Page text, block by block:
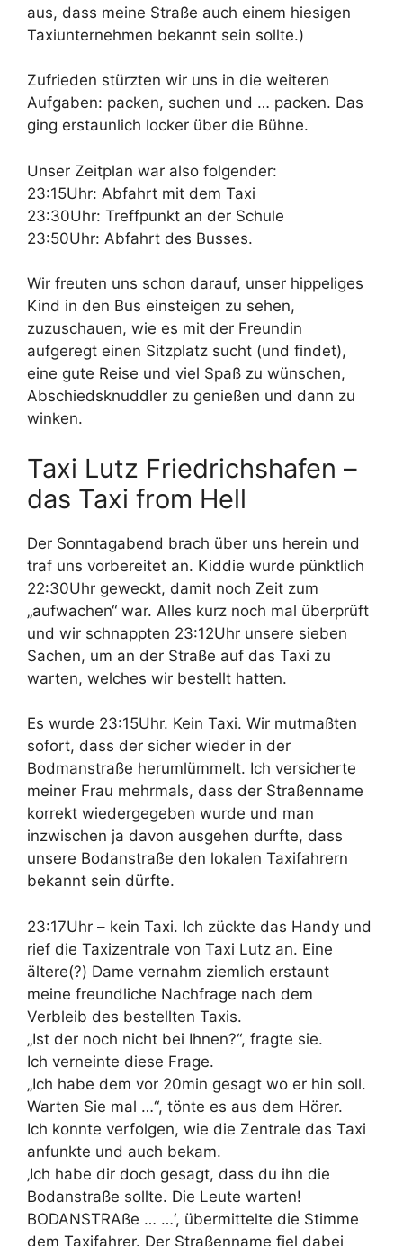
aus, dass meine Straße auch einem hiesigen
Taxiunternehmen bekannt sein sollte.)
Zufrieden stürzten wir uns in die weiteren
Aufgaben: packen, suchen und … packen. Das
ging erstaunlich locker über die Bühne.
Unser Zeitplan war also folgender:
23:15Uhr: Abfahrt mit dem Taxi
23:30Uhr: Treffpunkt an der Schule
23:50Uhr: Abfahrt des Busses.
Wir freuten uns schon darauf, unser hippeliges
Kind in den Bus einsteigen zu sehen,
zuzuschauen, wie es mit der Freundin
aufgeregt einen Sitzplatz sucht (und findet),
eine gute Reise und viel Spaß zu wünschen,
Abschiedsknuddler zu genießen und dann zu
winken.
Taxi Lutz Friedrichshafen –
das Taxi from Hell
Der Sonntagabend brach über uns herein und
traf uns vorbereitet an. Kiddie wurde pünktlich
22:30Uhr geweckt, damit noch Zeit zum
„aufwachen“ war. Alles kurz noch mal überprüft
und wir schnappten 23:12Uhr unsere sieben
Sachen, um an der Straße auf das Taxi zu
warten, welches wir bestellt hatten.
Es wurde 23:15Uhr. Kein Taxi. Wir mutmaßten
sofort, dass der sicher wieder in der
Bodmanstraße herumlümmelt. Ich versicherte
meiner Frau mehrmals, dass der Straßenname
korrekt wiedergegeben wurde und man
inzwischen ja davon ausgehen durfte, dass
unsere Bodanstraße den lokalen Taxifahrern
bekannt sein dürfte.
23:17Uhr – kein Taxi. Ich zückte das Handy und
rief die Taxizentrale von Taxi Lutz an. Eine
ältere(?) Dame vernahm ziemlich erstaunt
meine freundliche Nachfrage nach dem
Verbleib des bestellten Taxis.
„Ist der noch nicht bei Ihnen?“, fragte sie.
Ich verneinte diese Frage.
„Ich habe dem vor 20min gesagt wo er hin soll.
Warten Sie mal …“, tönte es aus dem Hörer.
Ich konnte verfolgen, wie die Zentrale das Taxi
anfunkte und auch bekam.
‚Ich habe dir doch gesagt, dass du ihn die
Bodanstraße sollte. Die Leute warten!
BODANSTRAße … …‘, übermittelte die Stimme
dem Taxifahrer. Der Straßenname fiel dabei